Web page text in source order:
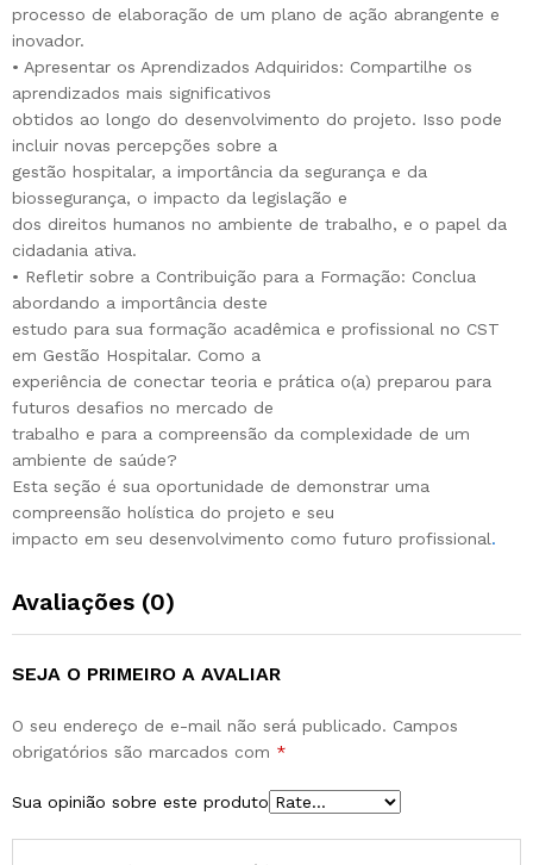
processo de elaboração de um plano de ação abrangente e
inovador.
• Apresentar os Aprendizados Adquiridos: Compartilhe os
aprendizados mais significativos
obtidos ao longo do desenvolvimento do projeto. Isso pode
incluir novas percepções sobre a
gestão hospitalar, a importância da segurança e da
biossegurança, o impacto da legislação e
dos direitos humanos no ambiente de trabalho, e o papel da
cidadania ativa.
• Refletir sobre a Contribuição para a Formação: Conclua
abordando a importância deste
estudo para sua formação acadêmica e profissional no CST
em Gestão Hospitalar. Como a
experiência de conectar teoria e prática o(a) preparou para
futuros desafios no mercado de
trabalho e para a compreensão da complexidade de um
ambiente de saúde?
Esta seção é sua oportunidade de demonstrar uma
compreensão holística do projeto e seu
impacto em seu desenvolvimento como futuro profissional.
Avaliações (0)
SEJA O PRIMEIRO A AVALIAR
O seu endereço de e-mail não será publicado. Campos
obrigatórios são marcados com *
Sua opinião sobre este produto